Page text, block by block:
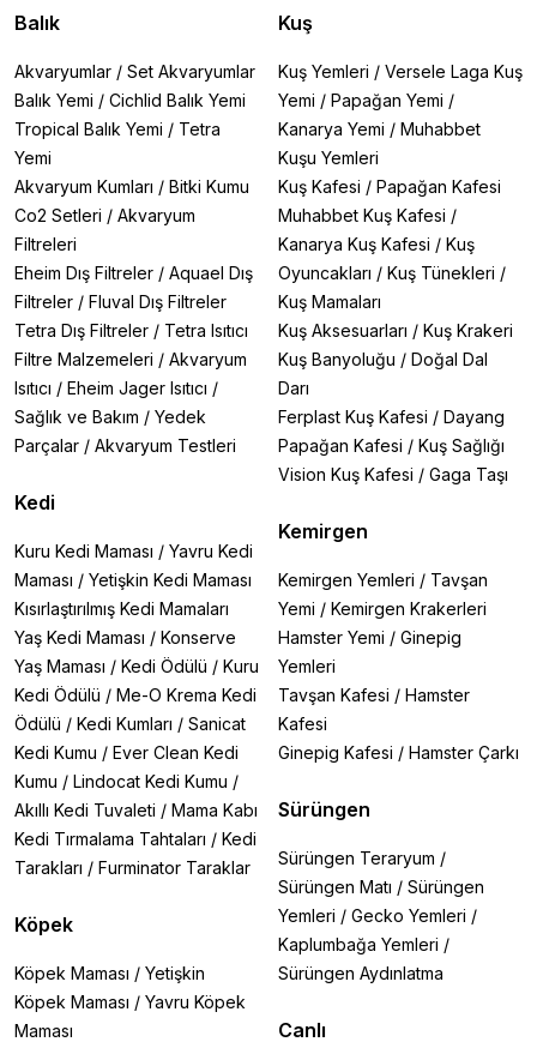
Balık
Akvaryumlar / Set Akvaryumlar
Balık Yemi / Cichlid Balık Yemi
Tropical Balık Yemi / Tetra
Yemi
Akvaryum Kumları / Bitki Kumu
Co2 Setleri / Akvaryum
Filtreleri
Eheim Dış Filtreler / Aquael Dış
Filtreler / Fluval Dış Filtreler
Tetra Dış Filtreler / Tetra Isıtıcı
Filtre Malzemeleri / Akvaryum
Isıtıcı / Eheim Jager Isıtıcı /
Sağlık ve Bakım / Yedek
Parçalar / Akvaryum Testleri
Kedi
Kuru Kedi Maması / Yavru Kedi
Maması / Yetişkin Kedi Maması
Kısırlaştırılmış Kedi Mamaları
Yaş Kedi Maması / Konserve
Yaş Maması / Kedi Ödülü / Kuru
Kedi Ödülü / Me-O Krema Kedi
Ödülü / Kedi Kumları / Sanicat
Kedi Kumu / Ever Clean Kedi
Kumu / Lindocat Kedi Kumu /
Akıllı Kedi Tuvaleti / Mama Kabı
Kedi Tırmalama Tahtaları / Kedi
Tarakları / Furminator Taraklar
Köpek
Köpek Maması / Yetişkin
Köpek Maması / Yavru Köpek
Maması
Kuş
Kuş Yemleri / Versele Laga Kuş
Yemi / Papağan Yemi /
Kanarya Yemi / Muhabbet
Kuşu Yemleri
Kuş Kafesi / Papağan Kafesi
Muhabbet Kuş Kafesi /
Kanarya Kuş Kafesi / Kuş
Oyuncakları / Kuş Tünekleri /
Kuş Mamaları
Kuş Aksesuarları / Kuş Krakeri
Kuş Banyoluğu / Doğal Dal
Darı
Ferplast Kuş Kafesi / Dayang
Papağan Kafesi / Kuş Sağlığı
Vision Kuş Kafesi / Gaga Taşı
Kemirgen
Kemirgen Yemleri / Tavşan
Yemi / Kemirgen Krakerleri
Hamster Yemi / Ginepig
Yemleri
Tavşan Kafesi / Hamster
Kafesi
Ginepig Kafesi / Hamster Çarkı
Sürüngen
Sürüngen Teraryum /
Sürüngen Matı / Sürüngen
Yemleri / Gecko Yemleri /
Kaplumbağa Yemleri /
Sürüngen Aydınlatma
Canlı